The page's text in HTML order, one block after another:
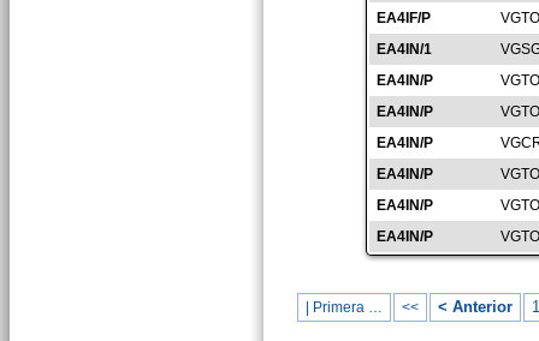
EA4IF/P
EA4IN/1
EA4IN/P
EA4IN/P
EA4IN/P
EA4IN/P
EA4IN/P
EA4IN/P
| Primera … << < Anterior